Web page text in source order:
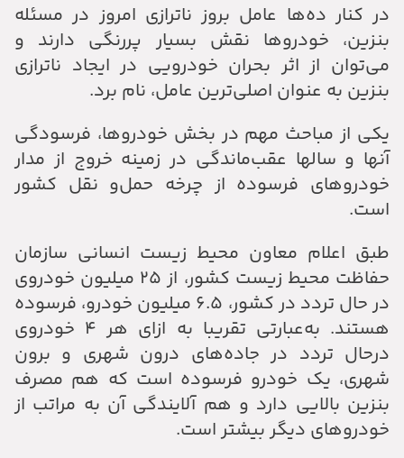
در کنار ده‌ها عامل بروز ناترازی امروز در مسئله
بنزین، خودروها نقش بسیار پررنگی دارند و
می‌توان از اثر بحران خودرویی در ایجاد ناترازی
بنزین به عنوان اصلی‌ترین عامل، نام برد.
یکی از مباحث مهم در بخش خودروها، فرسودگی
آنها و سالها عقب‌ماندگی در زمینه خروج از مدار
خودروهای فرسوده از چرخه حمل‌و نقل کشور
است.
طبق اعلام معاون محیط زیست انسانی سازمان
حفاظت محیط زیست کشور، از ۲۵ میلیون خودروی
در حال تردد در کشور، ۶.۵ میلیون خودرو، فرسوده
هستند. به‌عبارتی تقریبا به ازای هر ۴ خودروی
درحال تردد در جاده‌های درون شهری و برون
شهری، یک خودرو فرسوده است که هم مصرف
بنزین بالایی دارد و هم آلایندگی آن به مراتب از
خودروهای دیگر بیشتر است.